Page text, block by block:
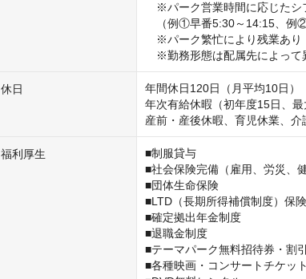
※パーク営業時間に応じたシ
（例①早番5:30～14:15、例②
※パーク繁忙により残業あり
※勤務形態は配属先によって
休日
年間休日120日（月平均10日）
年次有給休暇（初年度15日、最
産前・産後休暇、育児休業、介
福利厚生
■制服貸与
■社会保険完備（雇用、労災、
■団体生命保険
■LTD（長期所得補償制度）保
■確定拠出年金制度
■退職金制度
■テーマパーク無料招待券・割
■各種映画・コンサートチケッ